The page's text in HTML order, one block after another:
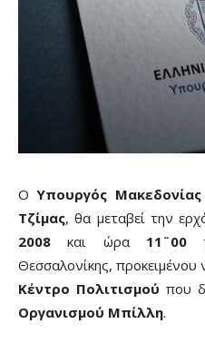
ΟΥπουργός
Τζίμας, θα μεταβεί την
2008 και ώρα 11¨00
Θεσσαλονίκης, προκειμένου
Κέντρο Πολιτισμού που
Οργανισμού Μπίλλη.